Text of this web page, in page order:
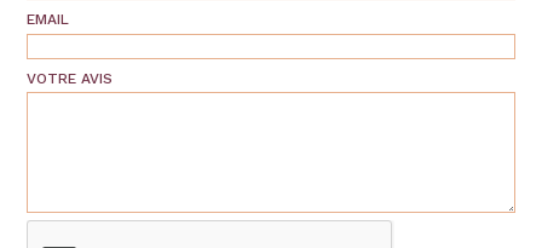
EMAIL
VOTRE AVIS